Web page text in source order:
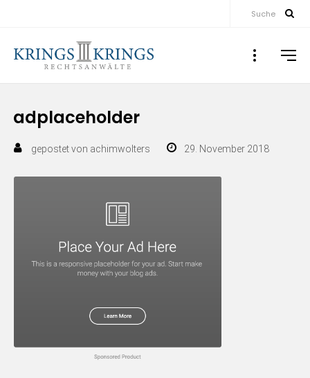
Suche
adplaceholder
gepostet von achimwolters 29. November 2018